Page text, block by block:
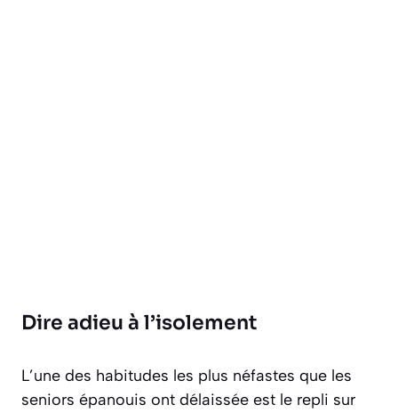
Dire adieu à l’isolement
L’une des habitudes les plus néfastes que les
seniors épanouis ont délaissée est le repli sur